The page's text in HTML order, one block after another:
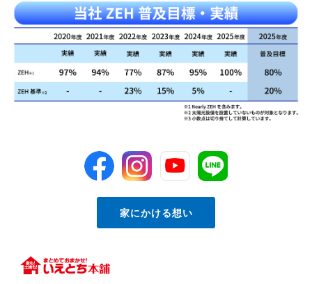
家にかける想い